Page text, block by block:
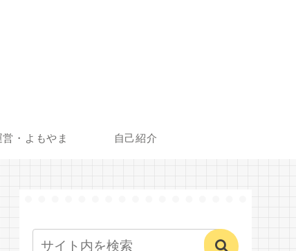
・よもやま 自己紹介